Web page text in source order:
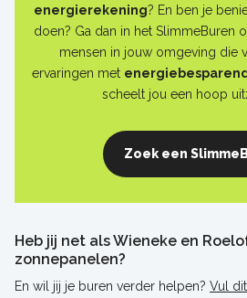
energierekening? En ben je
doen? Ga dan in het SlimmeBuren
mensen in jouw omgeving die
ervaringen met
scheelt jou een hoop
Zoek een
Heb jij net als Wieneke en
zonnepanelen?
En wil jij je buren verder helpen? Vul